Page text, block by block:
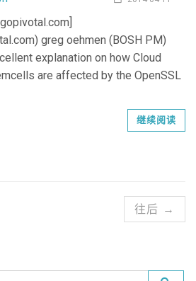
greg oehmen (BOSH PM)
explanation on how Cloud
are affected by the OpenSSL
继续阅读
往后 →